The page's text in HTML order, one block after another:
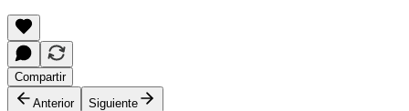
Compartir
Anterior
Siguiente